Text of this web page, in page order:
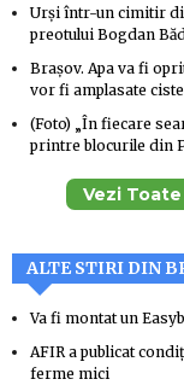
Urși într-un cimitir
preotului Bogdan
Brașov. Apa va fi
vor fi amplasate
(Foto) „În fiecare
printre blocurile din
Vezi
ALTE STIRI DIN
Va fi montat un
AFIR a publicat
ferme mici